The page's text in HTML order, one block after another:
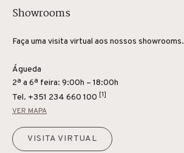
Showrooms
Faça uma visita virtual aos nossos showrooms.
Águeda
2ª a 6ª feira: 9:00h – 18:00h
Tel. +351 234 660 100 [1]
VER MAPA
VISITA VIRTUAL